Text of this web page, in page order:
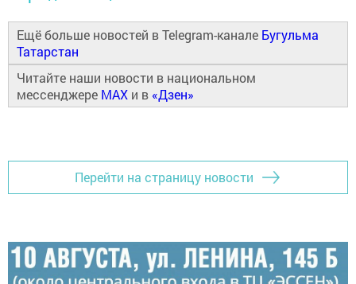
Ещё больше новостей в Telegram-канале Бугульма
Татарстан
Читайте наши новости в национальном
мессенджере MAX и в «Дзен»
Перейти на страницу новости